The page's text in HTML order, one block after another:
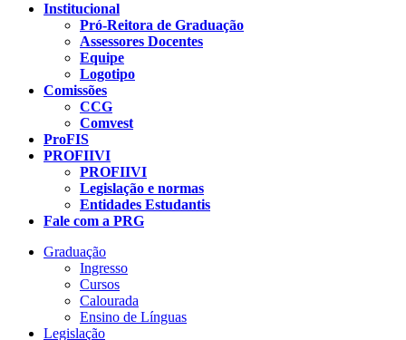
Institucional
Pró-Reitora de Graduação
Assessores Docentes
Equipe
Logotipo
Comissões
CCG
Comvest
ProFIS
PROFIIVI
PROFIIVI
Legislação e normas
Entidades Estudantis
Fale com a PRG
Graduação
Ingresso
Cursos
Calourada
Ensino de Línguas
Legislação